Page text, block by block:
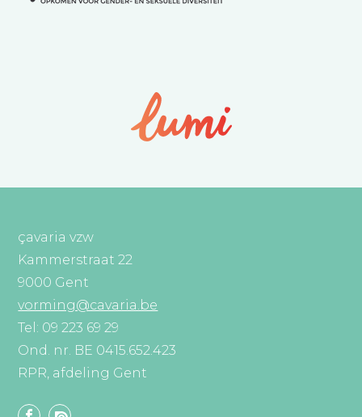
çavaria vzw
Kammerstraat 22
9000 Gent
vorming@cavaria.be
Tel: 09 223 69 29
Ond. nr. BE 0415.652.423
RPR, afdeling Gent